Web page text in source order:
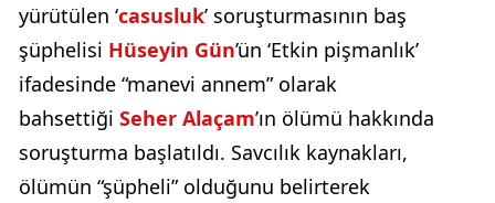
yürütülen ‘casusluk’ soruşturmasının baş
şüphelisi Hüseyin Gün’ün ‘Etkin pişmanlık’
ifadesinde “manevi annem” olarak
bahsettiği Seher Alaçam’ın ölümü hakkında
soruşturma başlatıldı. Savcılık kaynakları,
ölümün “şüpheli” olduğunu belirterek